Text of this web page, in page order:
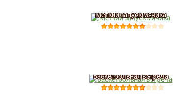
Меткий запуск мячика
Баскетбольная встреча